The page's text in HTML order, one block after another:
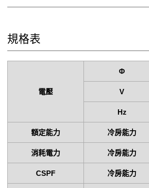
規格表
電壓
Φ
V
Hz
額定能力 冷房能力
消耗電力 冷房能力
CSPF 冷房能力